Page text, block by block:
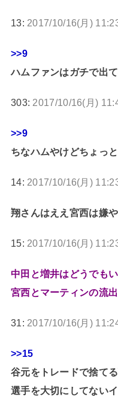
13: 2017/10/16(月)
>>9
ハムファンはガチで出
303: 2017/10/16(月)
>>9
ちなハムやけどちょっ
14: 2017/10/16(月)
翔さんはええ宮西は嫌や
15: 2017/10/16(月)
中田と増井はどうでも
宮西とマーティンの流
31: 2017/10/16(月)
>>15
谷元をトレードで捨て
選手を大切にしてない